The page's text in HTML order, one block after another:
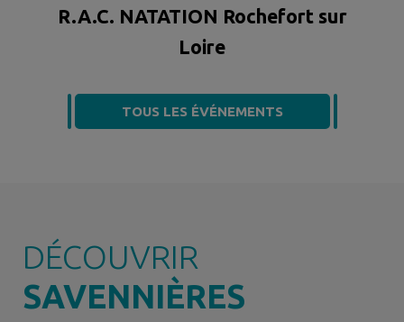
R.A.C. NATATION Rochefort sur
Loire
TOUS LES ÉVÉNEMENTS
DÉCOUVRIR
SAVENNIÈRES